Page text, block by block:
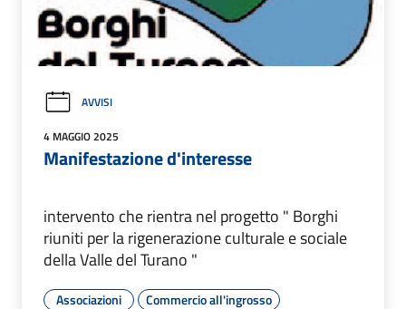
AVVISI
4 MAGGIO 2025
Manifestazione d'interesse
intervento che rientra nel progetto " Borghi
riuniti per la rigenerazione culturale e sociale
della Valle del Turano "
Associazioni
Commercio all'ingrosso